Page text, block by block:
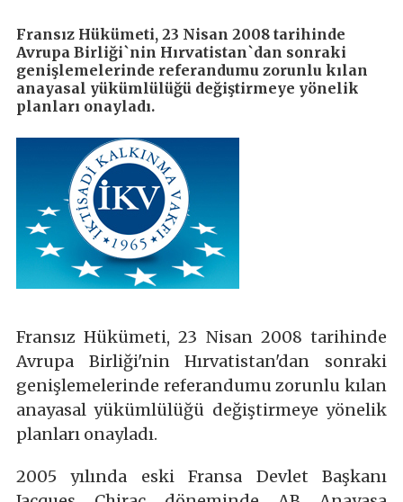
Fransız Hükümeti, 23 Nisan 2008 tarihinde
Avrupa Birliği`nin Hırvatistan`dan sonraki
genişlemelerinde referandumu zorunlu kılan
anayasal yükümlülüğü değiştirmeye yönelik
planları onayladı.
Fransız Hükümeti, 23 Nisan 2008 tarihinde
Avrupa Birliği'nin Hırvatistan'dan sonraki
genişlemelerinde referandumu zorunlu kılan
anayasal yükümlülüğü değiştirmeye yönelik
planları onayladı.
2005 yılında eski Fransa Devlet Başkanı